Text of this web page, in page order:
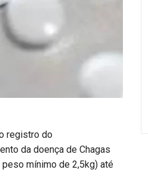
registro do
da doença de Chagas
mínimo de 2,5kg) até